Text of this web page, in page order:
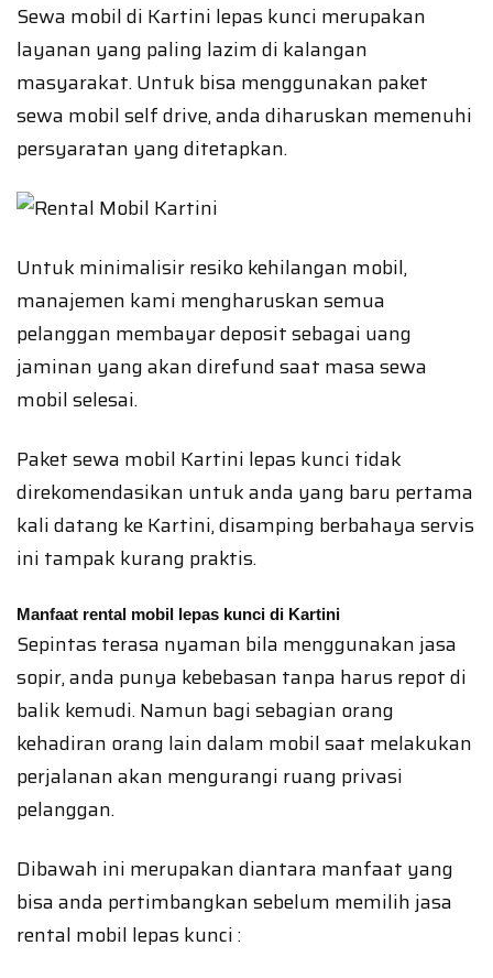
Sewa mobil di Kartini lepas kunci merupakan
layanan yang paling lazim di kalangan
masyarakat. Untuk bisa menggunakan paket
sewa mobil self drive, anda diharuskan memenuhi
persyaratan yang ditetapkan.
Untuk minimalisir resiko kehilangan mobil,
manajemen kami mengharuskan semua
pelanggan membayar deposit sebagai uang
jaminan yang akan direfund saat masa sewa
mobil selesai.
Paket sewa mobil Kartini lepas kunci tidak
direkomendasikan untuk anda yang baru pertama
kali datang ke Kartini, disamping berbahaya servis
ini tampak kurang praktis.
Manfaat rental mobil lepas kunci di Kartini
Sepintas terasa nyaman bila menggunakan jasa
sopir, anda punya kebebasan tanpa harus repot di
balik kemudi. Namun bagi sebagian orang
kehadiran orang lain dalam mobil saat melakukan
perjalanan akan mengurangi ruang privasi
pelanggan.
Dibawah ini merupakan diantara manfaat yang
bisa anda pertimbangkan sebelum memilih jasa
rental mobil lepas kunci :